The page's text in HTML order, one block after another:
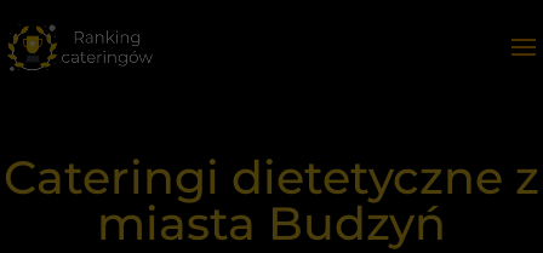
Cateringi dietetyczne z
miasta Budzyń